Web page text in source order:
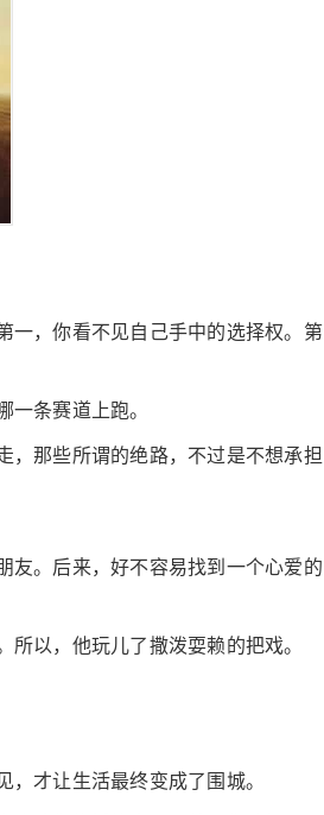
一，你看不见自己手中的选择权。第
条赛道上跑。
，那些所谓的绝路，不过是不想承担
友。后来，好不容易找到一个心爱的
以，他玩儿了撒泼耍赖的把戏。
才让生活最终变成了围城。